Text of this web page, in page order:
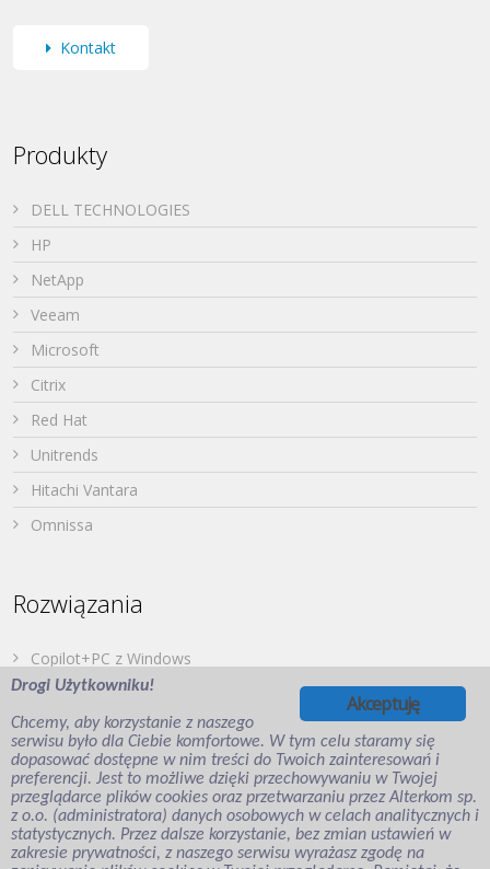
Kontakt
Produkty
DELL TECHNOLOGIES
HP
NetApp
Veeam
Microsoft
Citrix
Red Hat
Unitrends
Hitachi Vantara
Omnissa
Rozwiązania
Copilot+PC z Windows
Dell PowerStore
Druk z urządzeń mobilnych
Japońska Twierdza – Hitachi Vantara
Wirtualizacja aplikacji i desktopów
Veeam Backup for Microsoft Entra ID
Akceptuję
Drogi Użytkowniku!
Chcemy, aby korzystanie z naszego
serwisu było dla Ciebie komfortowe. W tym celu staramy się
dopasować dostępne w nim treści do Twoich zainteresowań i
preferencji. Jest to możliwe dzięki przechowywaniu w Twojej
przeglądarce plików cookies oraz przetwarzaniu przez Alterkom sp.
z o.o. (administratora) danych osobowych w celach analitycznych i
statystycznych. Przez dalsze korzystanie, bez zmian ustawień w
zakresie prywatności, z naszego serwisu wyrażasz zgodę na